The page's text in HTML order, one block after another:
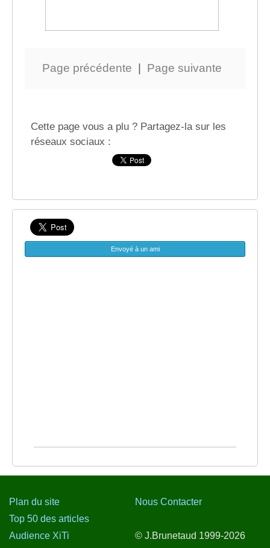
Page précédente | Page suivante
Cette page vous a plu ? Partagez-la sur les
réseaux sociaux :
Envoyé à un ami
Plan du site
Top 50 des articles
Audience XiTi
Nous Contacter
© J.Brunetaud 1999-2026